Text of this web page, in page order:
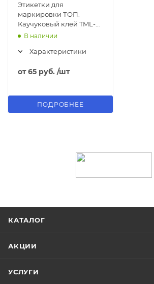
Этикетки для
маркировки ТОП.
Каучуковый клей TML-
3HY(65A1) (#29)
В наличии
Характеристики
от65 руб. /шт
ПОДРОБНЕЕ
КАТАЛОГ
АКЦИИ
УСЛУГИ